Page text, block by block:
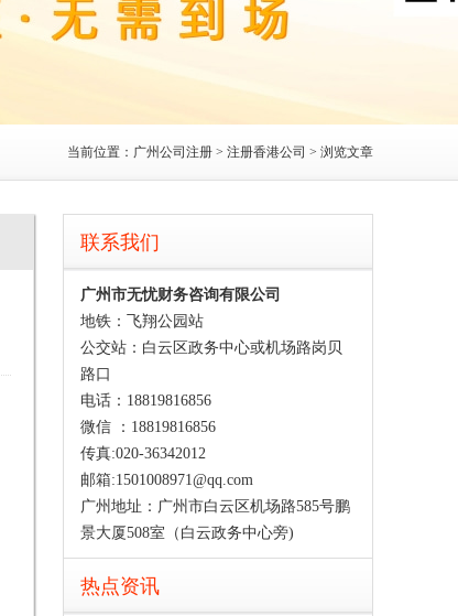
当前位置： 广州公司注册 > 注册香港公司 > 浏览文章
联系我们
广州市无忧财务咨询有限公司
地铁：飞翔公园站
公交站：白云区政务中心或机场路岗贝
路口
电话：18819816856
微信 ：18819816856
传真:020-36342012
邮箱:1501008971@qq.com
广州地址：广州市白云区机场路585号鹏
景大厦508室（白云政务中心旁)
热点资讯